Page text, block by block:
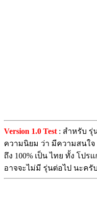
Version 1.0 Test: สำหรับ รุ่
ความนิยม ว่า มีความสนใจ
ถึง 100% เป็น ไทย ทั้ง โป
อาจจะไม่มี รุ่นต่อไป นะครั